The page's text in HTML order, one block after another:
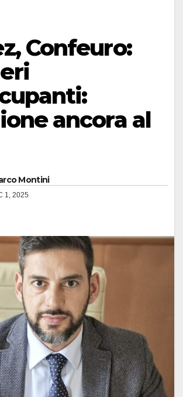
Confeuro:
ancora al
Montini
1, 2025